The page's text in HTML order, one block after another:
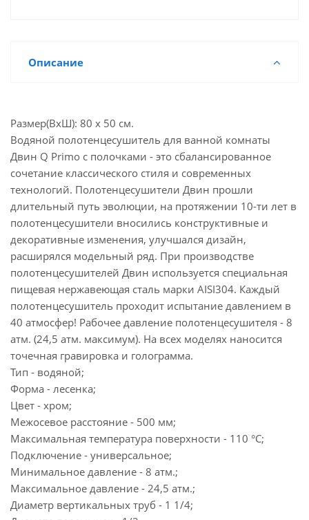
Описание
Размер(ВхШ): 80 х 50 см.
Водяной полотенцесушитель для ванной комнаты
Двин Q Primo с полочками - это сбалансированное
сочетание классического стиля и современных
технологий. Полотенцесушители Двин прошли
длительный путь эволюции, на протяжении 10-ти лет в
полотенцесушители вносились конструктивные и
декоративные изменения, улучшался дизайн,
расширялся модельный ряд. При производстве
полотенцесушителей Двин используется специальная
пищевая нержавеющая сталь марки AISI304. Каждый
полотенцесушитель проходит испытание давлением в
40 атмосфер! Рабочее давление полотенцесушителя - 8
атм. (24,5 атм. максимум). На всех моделях наносится
точечная гравировка и голограмма.
Тип - водяной;
Форма - лесенка;
Цвет - хром;
Межосевое расстояние - 500 мм;
Максимальная температура поверхности - 110 °C;
Подключение - универсальное;
Минимальное давление - 8 атм.;
Максимальное давление - 24,5 атм.;
Диаметр вертикальных труб - 1 1/4;